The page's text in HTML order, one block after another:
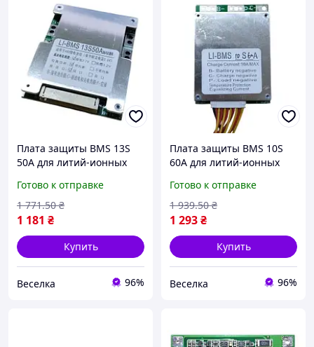
Плата защиты BMS 13S
50А для литий-ионных
балансировкой и
защитой от перезаряда
FLAME
Готово к отправке
1 181 ₴
1 771.50 ₴
Купить
Веселка 96%
Плата защиты BMS 10S
60А для литий-ионных
балансировкой и
защитой от перезаряда
FLAME
Готово к отправке
1 293₴
1 939.50 ₴
Купить
Веселка 96%